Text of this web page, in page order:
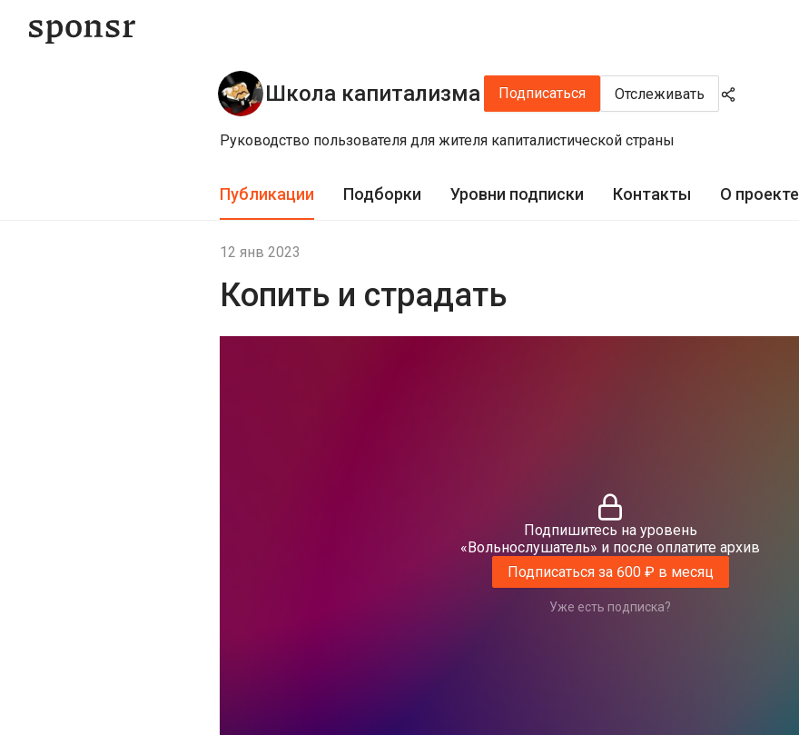
Школа капитализма Подписаться Отслеживать
Руководство пользователя для жителя капиталистической страны
Публикации Подборки Уровни подписки Контакты О проекте
12 янв 2023
Копить и страдать
Подпишитесь на уровень
«Вольнослушатель» и после оплатите архив
Подписаться за 600 ₽ в месяц
Уже есть подписка?